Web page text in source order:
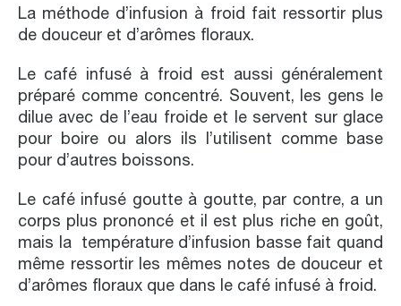
La méthode d’infusion à froid fait ressortir plus
de douceur et d’arômes floraux.
Le café infusé à froid est aussi généralement
préparé comme concentré. Souvent, les gens le
dilue avec de l’eau froide et le servent sur glace
pour boire ou alors ils l’utilisent comme base
pour d’autres boissons.
Le café infusé goutte à goutte, par contre, a un
corps plus prononcé et il est plus riche en goût,
mais la température d’infusion basse fait quand
même ressortir les mêmes notes de douceur et
d’arômes floraux que dans le café infusé à froid.